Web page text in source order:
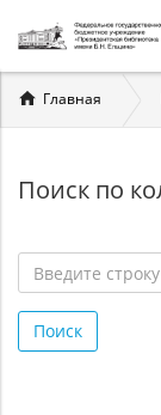
Вы
здесь
Главная
Поиск по
строку
для
Поиск